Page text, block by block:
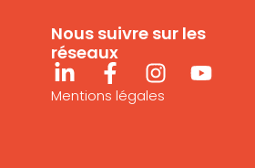
Nous suivre sur les
réseaux
Mentions légales